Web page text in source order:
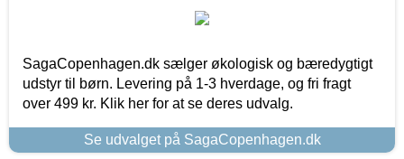
SagaCopenhagen.dk sælger økologisk og bæredygtigt
udstyr til børn. Levering på 1-3 hverdage, og fri fragt
over 499 kr. Klik her for at se deres udvalg.
Se udvalget på SagaCopenhagen.dk